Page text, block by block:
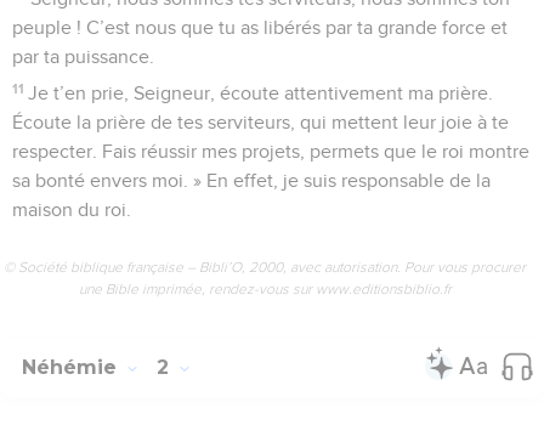
peuple ! C’est nous que tu as libérés par ta grande force et
par ta puissance.
11 Je t’en prie, Seigneur, écoute attentivement ma prière.
Écoute la prière de tes serviteurs, qui mettent leur joie à te
respecter. Fais réussir mes projets, permets que le roi montre
sa bonté envers moi. » En effet, je suis responsable de la
maison du roi.
© Société biblique française – Bibli’O, 2000, avec autorisation. Pour vous procurer
une Bible imprimée, rendez-vous sur www.editionsbiblio.fr
Néhémie 2